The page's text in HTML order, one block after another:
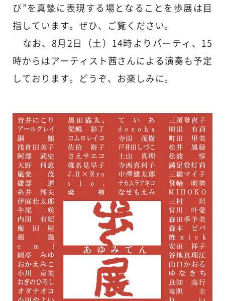
び”を真摯に表現する場となることを歩展は目
指しています。ぜひ、ご覧ください。
なお、8月2日（土）14時よりパーティ、15
時からはアーティスト茜さんによる演奏も予定
しております。どうぞ、お楽しみに。